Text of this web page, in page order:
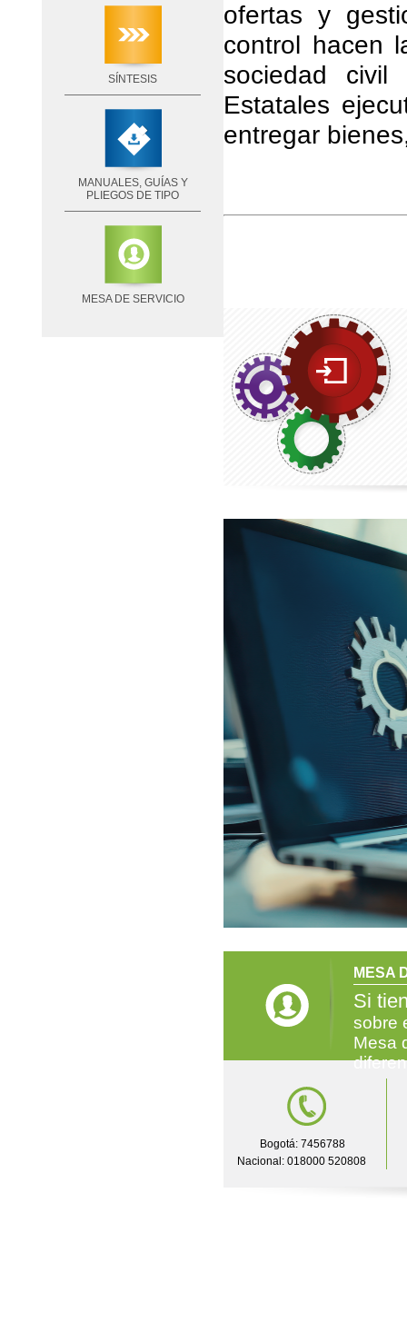
SÍNTESIS
MANUALES, GUÍAS Y
PLIEGOS DE TIPO
MESA DE SERVICIO
ofertas y
control hacen
sociedad
Estatales
entregar
MESA
Si
sobre
Mesa
Bogotá: 7456788
Nacional: 018000 520808